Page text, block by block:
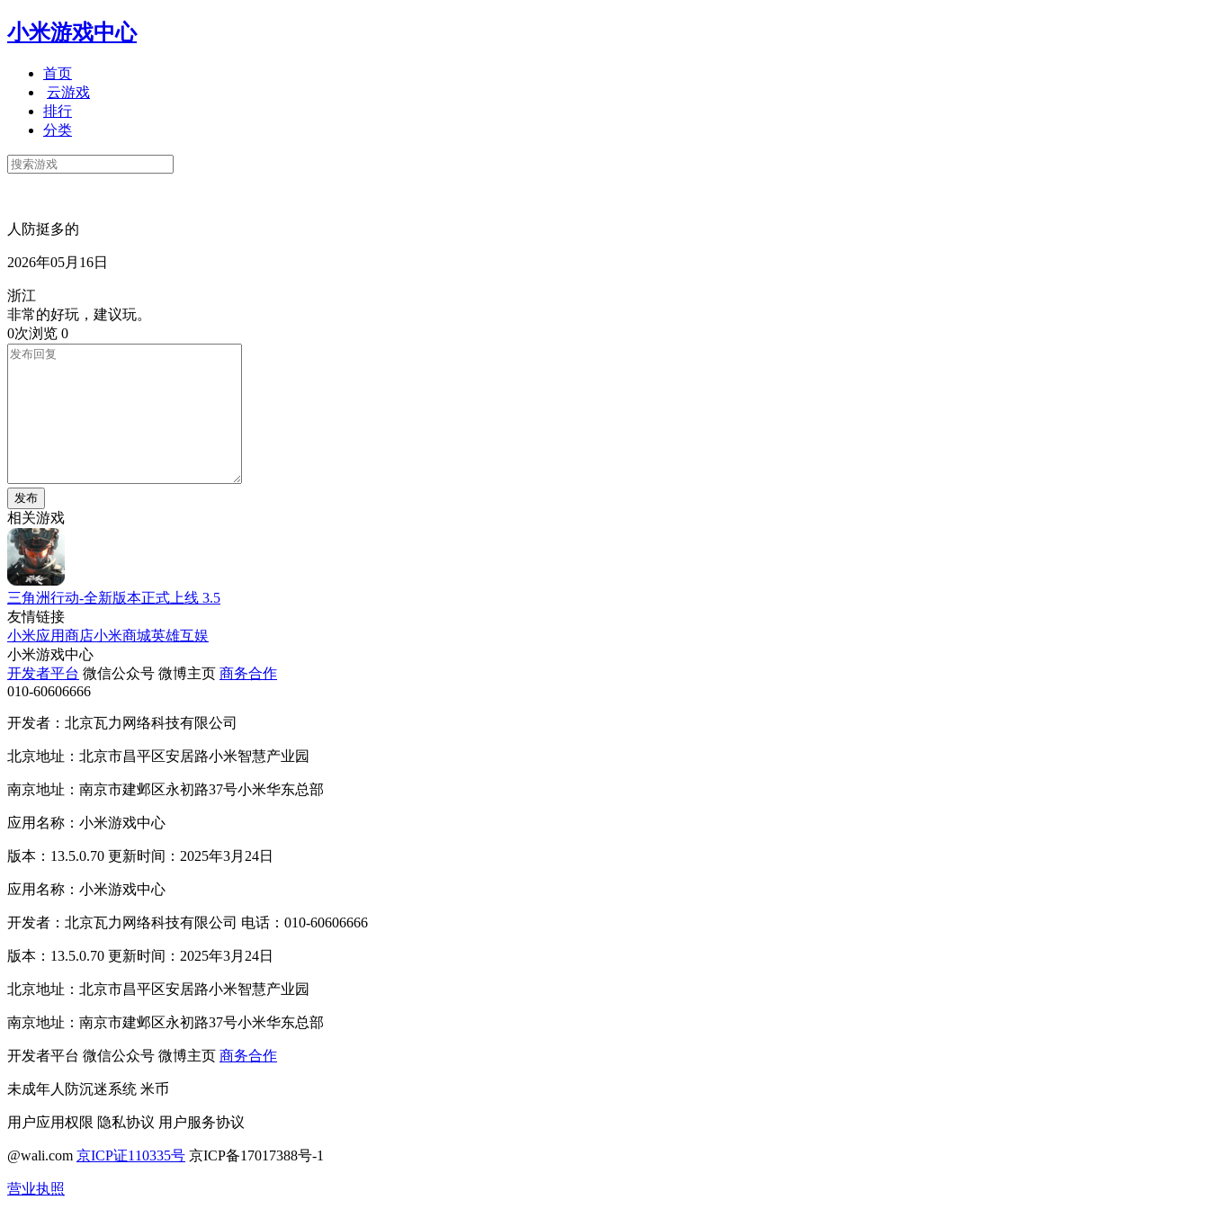
小米游戏中心
首页
云游戏
排行
分类
人防挺多的
2026年05月16日
浙江
非常的好玩，建议玩。
0次浏览 0
发布
相关游戏
三角洲行动-全新版本正式上线 3.5
友情链接
小米应用商店小米商城英雄互娱
小米游戏中心
开发者平台 微信公众号 微博主页 商务合作
010-60606666
开发者：北京瓦力网络科技有限公司
北京地址：北京市昌平区安居路小米智慧产业园
南京地址：南京市建邺区永初路37号小米华东总部
应用名称：小米游戏中心
版本：13.5.0.70 更新时间：2025年3月24日
应用名称：小米游戏中心
开发者：北京瓦力网络科技有限公司 电话：010-60606666
版本：13.5.0.70 更新时间：2025年3月24日
北京地址：北京市昌平区安居路小米智慧产业园
南京地址：南京市建邺区永初路37号小米华东总部
开发者平台 微信公众号 微博主页 商务合作
未成年人防沉迷系统 米币
用户应用权限 隐私协议 用户服务协议
@wali.com 京ICP证110335号 京ICP备17017388号-1
营业执照